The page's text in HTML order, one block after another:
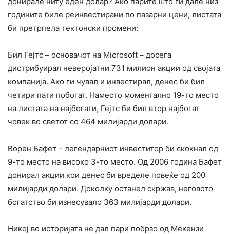
годините биле реинвестирани по пазарни цени, листата
би претрпела тектонски промени:
Бил Гејтс – основачот на Microsoft – досега
дистрибуирал неверојатни 731 милион акции од својата
компанија. Ако ги чувал и инвестирал, денес би бил
четири пати побогат. Наместо моментално 19-то место
на листата на најбогати, Гејтс би бил втор најбогат
човек во светот со 464 милијарди долари.
Ворен Бафет – легендарниот инвеститор би скокнал од
9-то место на високо 3-то место. Од 2006 година Бафет
донирал акции кои денес би вределе повеќе од 200
милијарди долари. Доколку останел скржав, неговото
богатство би изнесувало 363 милијарди долари.
Никој во историјата не дал пари побрзо од Мекензи